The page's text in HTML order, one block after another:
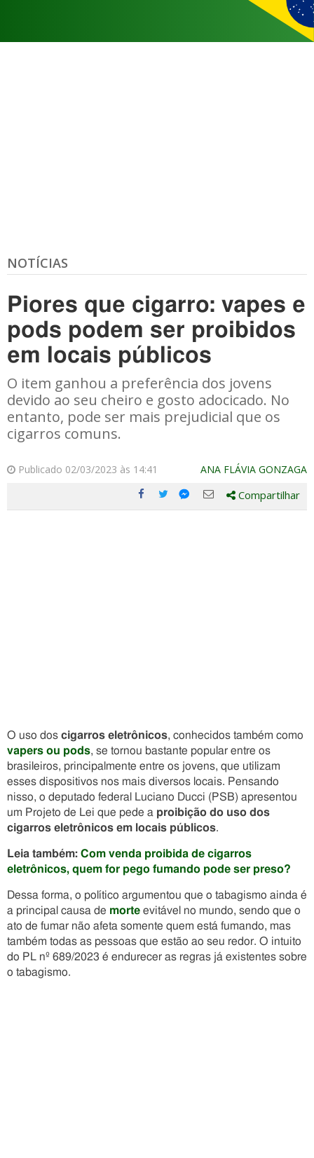
NOTÍCIAS
Piores que cigarro: vapes e
pods podem ser proibidos
em locais públicos
O item ganhou a preferência dos jovens
devido ao seu cheiro e gosto adocicado. No
entanto, pode ser mais prejudicial que os
cigarros comuns.
Publicado 02/03/2023 às 14:41 ANA FLÁVIA GONZAGA
Compartilhe
Compartilhe
Compartilhe
Compartilhe
Compartilhar
O uso dos cigarros eletrônicos, conhecidos também como
vapers ou pods, se tornou bastante popular entre os
brasileiros, principalmente entre os jovens, que utilizam
esses dispositivos nos mais diversos locais. Pensando
nisso, o deputado federal Luciano Ducci (PSB) apresentou
um Projeto de Lei que pede a proibição do uso dos
cigarros eletrônicos em locais públicos.
Leia também: Com venda proibida de cigarros
eletrônicos, quem for pego fumando pode ser preso?
Dessa forma, o político argumentou que o tabagismo ainda é
a principal causa de morte evitável no mundo, sendo que o
ato de fumar não afeta somente quem está fumando, mas
também todas as pessoas que estão ao seu redor. O intuito
do PL nº 689/2023 é endurecer as regras já existentes sobre
o tabagismo.